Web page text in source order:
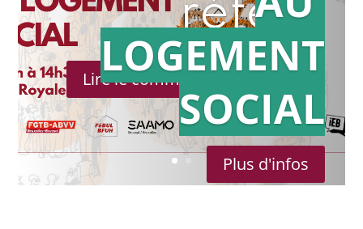
référé
Lire le communiqué de presse
LOGEMENT
SOCIAL
Plus d'infos